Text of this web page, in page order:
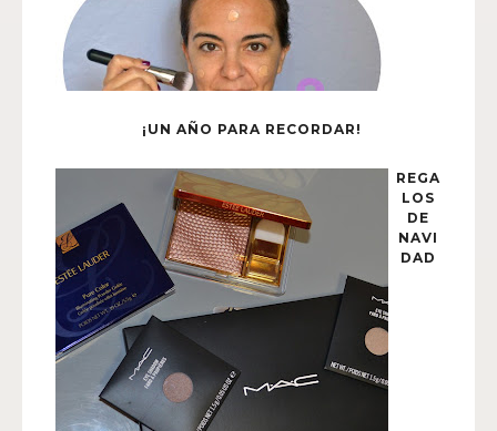
¡UN AÑO PARA RECORDAR!
REGA
LOS
DE
NAVI
DAD